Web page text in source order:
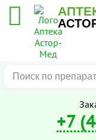
+7